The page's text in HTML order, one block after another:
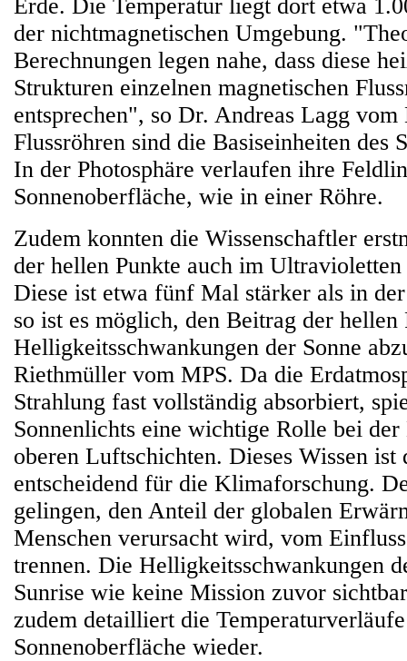
Erde. Die Temperatur liegt dort etwa
der nichtmagnetischen Umgebung.
Berechnungen legen nahe, dass diese
Strukturen einzelnen magnetischen
entsprechen", so Dr. Andreas Lagg vom
Flussröhren sind die Basiseinheiten des
In der Photosphäre verlaufen ihre
Sonnenoberfläche, wie in einer Röhre.
Zudem konnten die Wissenschaftler
der hellen Punkte auch im
Diese ist etwa fünf Mal stärker als in
so ist es möglich, den Beitrag der hellen
Helligkeitsschwankungen der Sonne
Riethmüller vom MPS. Da die
Strahlung fast vollständig absorbiert,
Sonnenlichts eine wichtige Rolle bei
oberen Luftschichten. Dieses Wissen ist
entscheidend für die Klimaforschung.
gelingen, den Anteil der globalen
Menschen verursacht wird, vom
trennen. Die Helligkeitsschwankungen
Sunrise wie keine Mission zuvor
zudem detailliert die
Sonnenoberfläche wieder.